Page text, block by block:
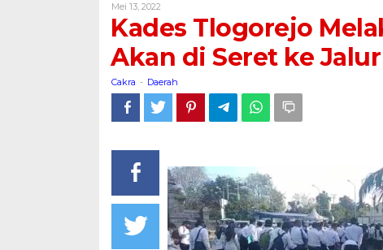
Administrasi,
Akan
di
ke
Jalur
Mei 13, 2022
Kades Tlogorejo
Akan di Seret ke
Cakra - Daerah